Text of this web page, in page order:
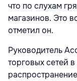
что по слухам
магазинов. Это
отметил он.
Руководитель
торговых сетей